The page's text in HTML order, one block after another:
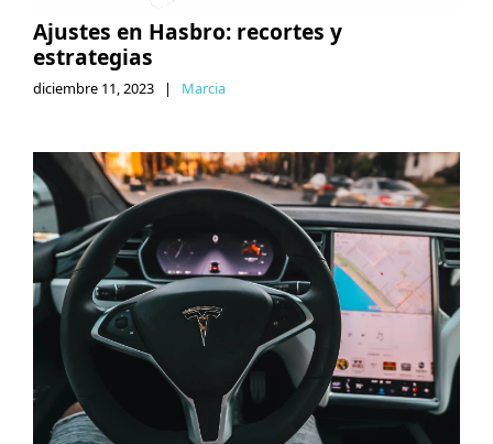
Ajustes en Hasbro: recortes y
estrategias
diciembre 11, 2023 | Marcia